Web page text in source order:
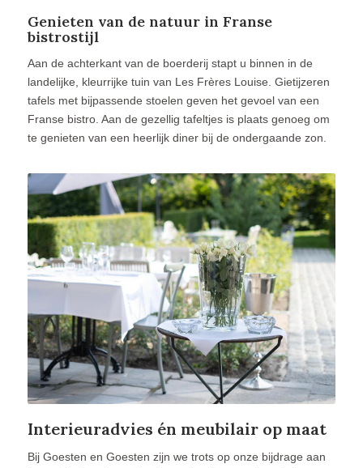
Genieten van de natuur in Franse
bistrostijl
Aan de achterkant van de boerderij stapt u binnen in de
landelijke, kleurrijke tuin van Les Frères Louise. Gietijzeren
tafels met bijpassende stoelen geven het gevoel van een
Franse bistro. Aan de gezellig tafeltjes is plaats genoeg om
te genieten van een heerlijk diner bij de ondergaande zon.
Interieuradvies én meubilair op maat
Bij Goesten en Goesten zijn we trots op onze bijdrage aan